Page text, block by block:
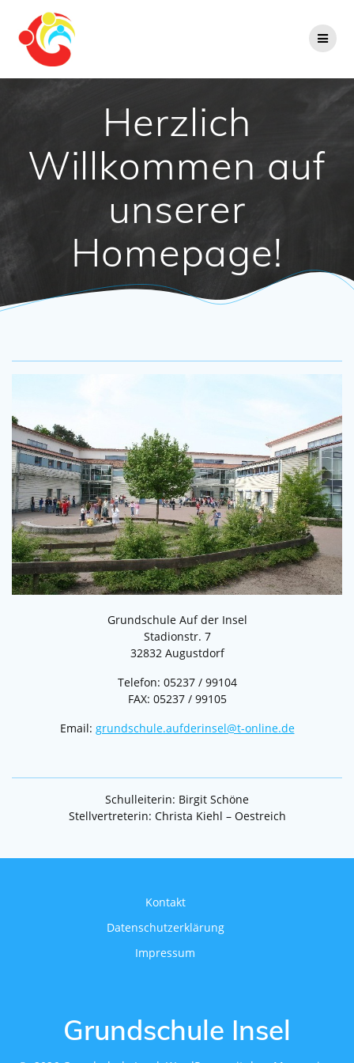
Herzlich
Willkommen auf
unserer
Homepage!
Grundschule Auf der Insel
Stadionstr. 7
32832 Augustdorf
Telefon: 05237 / 99104
FAX: 05237 / 99105
Email: grundschule.aufderinsel@t-online.de
Schulleiterin: Birgit Schöne
Stellvertreterin: Christa Kiehl – Oestreich
Kontakt
Datenschutzerklärung
Impressum
Grundschule Insel